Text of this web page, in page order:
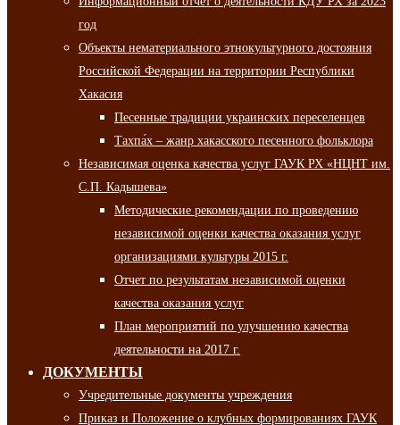
год
Объекты нематериального этнокультурного достояния
Российской Федерации на территории Республики
Хакасия
Песенные традиции украинских переселенцев
Тахпа́х – жанр хакасского песенного фольклора
Независимая оценка качества услуг ГАУК РХ «НЦНТ им.
С.П. Кадышева»
Методические рекомендации по проведению
независимой оценки качества оказания услуг
организациями культуры 2015 г.
Отчет по результатам независимой оценки
качества оказания услуг
План мероприятий по улучшению качества
деятельности на 2017 г.
ДОКУМЕНТЫ
Учредительные документы учреждения
Приказ и Положение о клубных формированиях ГАУК